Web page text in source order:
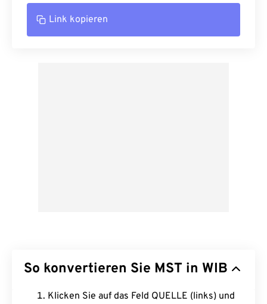
Link kopieren
So konvertieren Sie MST in WIB
Klicken Sie auf das Feld QUELLE (links) und